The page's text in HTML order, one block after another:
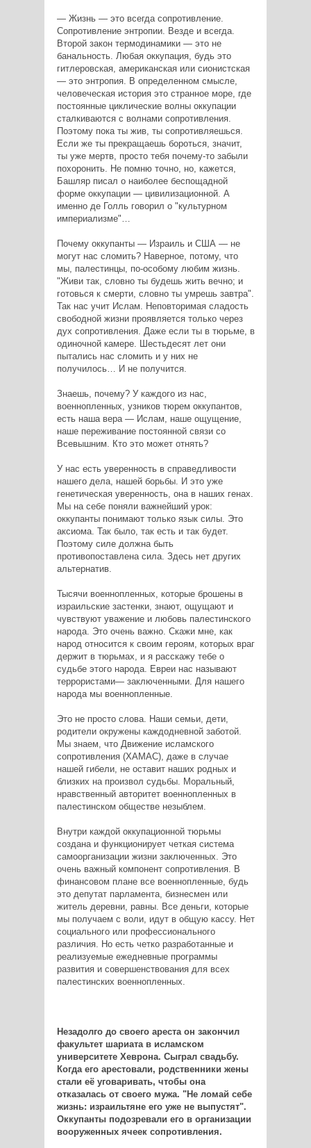
— Жизнь — это всегда сопротивление.
Сопротивление энтропии. Везде и всегда.
Второй закон термодинамики — это не
банальность. Любая оккупация, будь это
гитлеровская, американская или сионистская
— это энтропия. В определенном смысле,
человеческая история это странное море, где
постоянные циклические волны оккупации
сталкиваются с волнами сопротивления.
Поэтому пока ты жив, ты сопротивляешься.
Если же ты прекращаешь бороться, значит,
ты уже мертв, просто тебя почему-то забыли
похоронить. Не помню точно, но, кажется,
Башляр писал о наиболее беспощадной
форме оккупации — цивилизационной. А
именно де Голль говорил о "культурном
империализме"…
Почему оккупанты — Израиль и США — не
могут нас сломить? Наверное, потому, что
мы, палестинцы, по-особому любим жизнь.
"Живи так, словно ты будешь жить вечно; и
готовься к смерти, словно ты умрешь завтра".
Так нас учит Ислам. Неповторимая сладость
свободной жизни проявляется только через
дух сопротивления. Даже если ты в тюрьме, в
одиночной камере. Шестьдесят лет они
пытались нас сломить и у них не
получилось… И не получится.
Знаешь, почему? У каждого из нас,
военнопленных, узников тюрем оккупантов,
есть наша вера — Ислам, наше ощущение,
наше переживание постоянной связи со
Всевышним. Кто это может отнять?
У нас есть уверенность в справедливости
нашего дела, нашей борьбы. И это уже
генетическая уверенность, она в наших генах.
Мы на себе поняли важнейший урок:
оккупанты понимают только язык силы. Это
аксиома. Так было, так есть и так будет.
Поэтому силе должна быть
противопоставлена сила. Здесь нет других
альтернатив.
Тысячи военнопленных, которые брошены в
израильские застенки, знают, ощущают и
чувствуют уважение и любовь палестинского
народа. Это очень важно. Скажи мне, как
народ относится к своим героям, которых враг
держит в тюрьмах, и я расскажу тебе о
судьбе этого народа. Евреи нас называют
террористами— заключенными. Для нашего
народа мы военнопленные.
Это не просто слова. Наши семьи, дети,
родители окружены каждодневной заботой.
Мы знаем, что Движение исламского
сопротивления (ХАМАС), даже в случае
нашей гибели, не оставит наших родных и
близких на произвол судьбы. Моральный,
нравственный авторитет военнопленных в
палестинском обществе незыблем.
Внутри каждой оккупационной тюрьмы
создана и функционирует четкая система
самоорганизации жизни заключенных. Это
очень важный компонент сопротивления. В
финансовом плане все военнопленные, будь
это депутат парламента, бизнесмен или
житель деревни, равны. Все деньги, которые
мы получаем с воли, идут в общую кассу. Нет
социального или профессионального
различия. Но есть четко разработанные и
реализуемые ежедневные программы
развития и совершенствования для всех
палестинских военнопленных.
Незадолго до своего ареста он закончил
факультет шариата в исламском
университете Хеврона. Сыграл свадьбу.
Когда его арестовали, родственники жены
стали её уговаривать, чтобы она
отказалась от своего мужа. "Не ломай себе
жизнь: израильтяне его уже не выпустят".
Оккупанты подозревали его в организации
вооруженных ячеек сопротивления.